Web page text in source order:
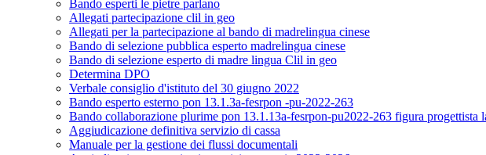
Bando esperti le pietre parlano
Allegati partecipazione clil in geo
Allegati per la partecipazione al bando di madrelingua cinese
Bando di selezione pubblica esperto madrelingua cinese
Bando di selezione esperto di madre lingua Clil in geo
Determina DPO
Verbale consiglio d'istituto del 30 giugno 2022
Bando esperto esterno pon 13.1.3a-fesrpon -pu-2022-263
Bando collaborazione plurime pon 13.1.13a-fesrpon-pu2022-263 figura
Aggiudicazione definitiva servizio di cassa
Manuale per la gestione dei flussi documentali